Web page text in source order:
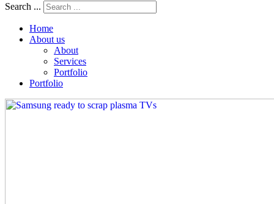
Search ...
Home
About us
About
Services
Portfolio
Portfolio